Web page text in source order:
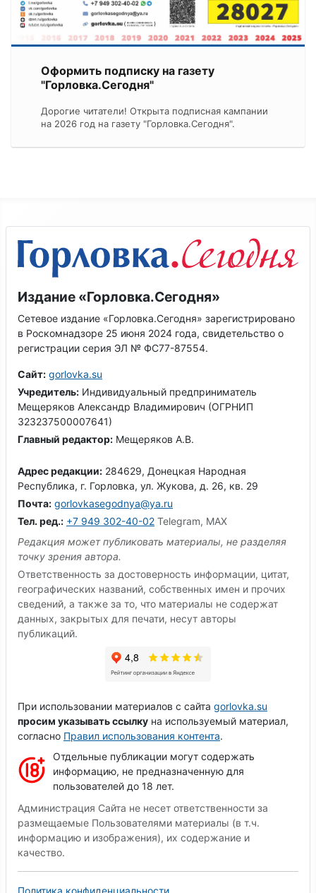
Оформить подписку на газету
"Горловка.Сегодня"
Дорогие читатели! Открыта подписная кампании
на 2026 год на газету "Горловка.Сегодня".
Издание «Горловка.Сегодня»
Сетевое издание «Горловка.Сегодня» зарегистрировано
в Роскомнадзоре 25 июня 2024 года, свидетельство о
регистрации серия ЭЛ № ФС77-87554.
Сайт: gorlovka.su
Учредитель: Индивидуальный предприниматель
Мещеряков Александр Владимирович (ОГРНИП
323237500007641)
Главный редактор: Мещеряков А.В.
Адрес редакции: 284629, Донецкая Народная
Республика, г. Горловка, ул. Жукова, д. 26, кв. 29
Почта: gorlovkasegodnya@ya.ru
Тел. ред.: +7 949 302-40-02 Telegram, MAX
Редакция может публиковать материалы, не разделяя
точку зрения автора.
Ответственность за достоверность информации, цитат,
географических названий, собственных имен и прочих
сведений, а также за то, что материалы не содержат
данных, закрытых для печати, несут авторы
публикаций.
При использовании материалов с сайта gorlovka.su
просим указывать ссылку на используемый материал,
согласно Правил использования контента.
Отдельные публикации могут содержать
информацию, не предназначенную для
пользователей до 18 лет.
Администрация Сайта не несет ответственности за
размещаемые Пользователями материалы (в т.ч.
информацию и изображения), их содержание и
качество.
Политика конфиденциальности